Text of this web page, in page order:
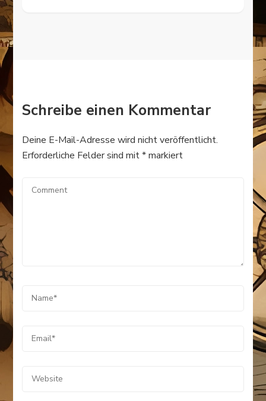
Schreibe einen Kommentar
Deine E-Mail-Adresse wird nicht veröffentlicht.
Erforderliche Felder sind mit*markiert